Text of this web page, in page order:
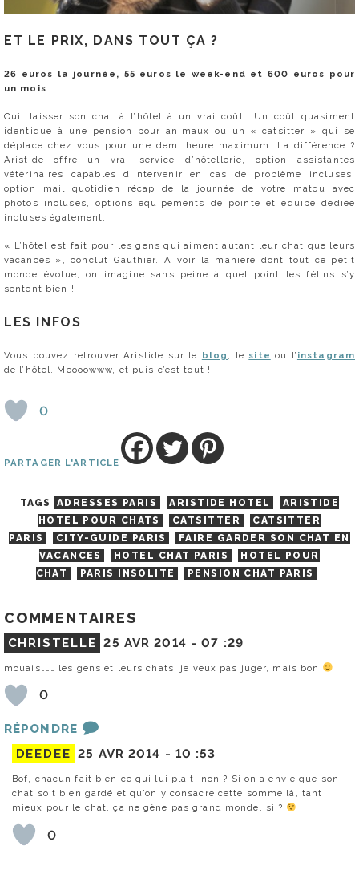
ET LE PRIX, DANS TOUT ÇA ?
26 euros la journée, 55 euros le week-end et 600 euros pour
un mois.
Oui, laisser son chat à l’hôtel à un vrai coût… Un coût quasiment
identique à une pension pour animaux ou un « catsitter » qui se
déplace chez vous pour une demi heure maximum. La différence ?
Aristide offre un vrai service d’hôtellerie, option assistantes
vétérinaires capables d’intervenir en cas de problème incluses,
option mail quotidien récap de la journée de votre matou avec
photos incluses, options équipements de pointe et équipe dédiée
incluses également.
« L’hôtel est fait pour les gens qui aiment autant leur chat que leurs
vacances », conclut Gauthier. A voir la manière dont tout ce petit
monde évolue, on imagine sans peine à quel point les félins s’y
sentent bien !
LES INFOS
Vous pouvez retrouver Aristide sur le blog , le site ou l’ instagram
de l’hôtel. Meooowww, et puis c’est tout !
0
PARTAGER L'ARTICLE
TAGS ADRESSES PARIS ARISTIDE HOTEL
ARISTIDE
HOTEL POUR CHATS
CATSITTER
CATSITTER
PARIS
CITY-GUIDE PARIS
FAIRE GARDER SON CHAT EN
VACANCES
HOTEL CHAT PARIS
HOTEL POUR
CHAT
PARIS INSOLITE PENSION CHAT PARIS
COMMENTAIRES
CHRISTELLE 25 AVR 2014 -07 :29
mouais……… les gens et leurs chats, je veux pas juger, mais bon
0
RÉPONDRE
DEEDEE 25 AVR 2014 - 10 :53
Bof, chacun fait bien ce qui lui plait, non ? Si on a envie que son
chat soit bien gardé et qu’on y consacre cette somme là, tant
mieux pour le chat, ça ne gène pas grand monde, si ?
0